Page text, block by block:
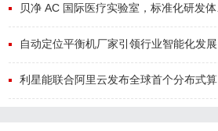
贝净 AC 国际医疗实验室，标准化研发体系全解析
自动定位平衡机厂家引领行业智能化发展新趋势
利星能联合阿里云发布全球首个分布式算电协同解决方案